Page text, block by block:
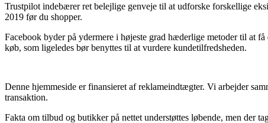
Trustpilot indebærer ret belejlige genveje til at udforske forskellige
2019 før du shopper.
Facebook byder på ydermere i højeste grad hæderlige metoder til at
køb, som ligeledes bør benyttes til at vurdere kundetilfredsheden.
Denne hjemmeside er finansieret af reklameindtægter. Vi arbejder
transaktion.
Fakta om tilbud og butikker på nettet understøttes løbende, men der